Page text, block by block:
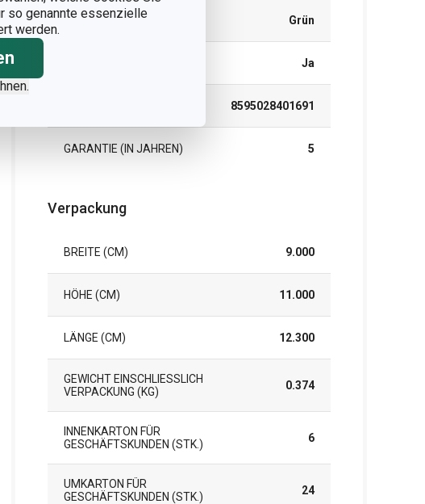
so genannte essenzielle
werden.
FARBE Grün
Ja
8595028401691
GARANTIE (IN JAHREN) 5
Verpackung
BREITE (CM) 9.000
HÖHE (CM) 11.000
LÄNGE (CM) 12.300
GEWICHT EINSCHLIESSLICH V
ERPACKUNG (KG)
0.374
INNENKARTON FÜR
GESCHÄFTSKUNDEN (STK.)
6
UMKARTON FÜR
GESCHÄFTSKUNDEN (STK.)
24